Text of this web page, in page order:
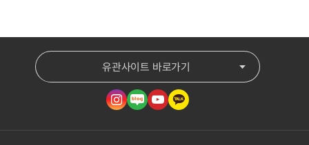
유관사이트 바로가기